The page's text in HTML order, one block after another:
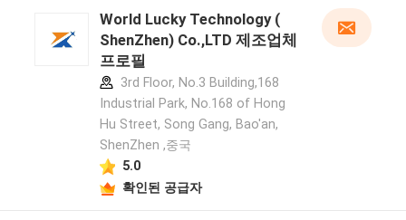
World Lucky Technology (
ShenZhen) Co.,LTD 제조업체
프로필
3rd Floor, No.3 Building,168
Industrial Park, No.168 of Hong
Hu Street, Song Gang, Bao'an,
ShenZhen ,중국
5.0
확인된 공급자